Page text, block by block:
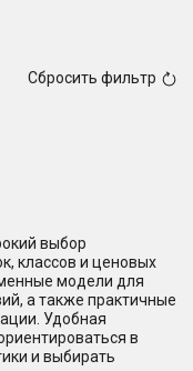
Сбросить фильтр
выбор
классов и ценовых
модели для
а также практичные
Удобная
в
и выбирать